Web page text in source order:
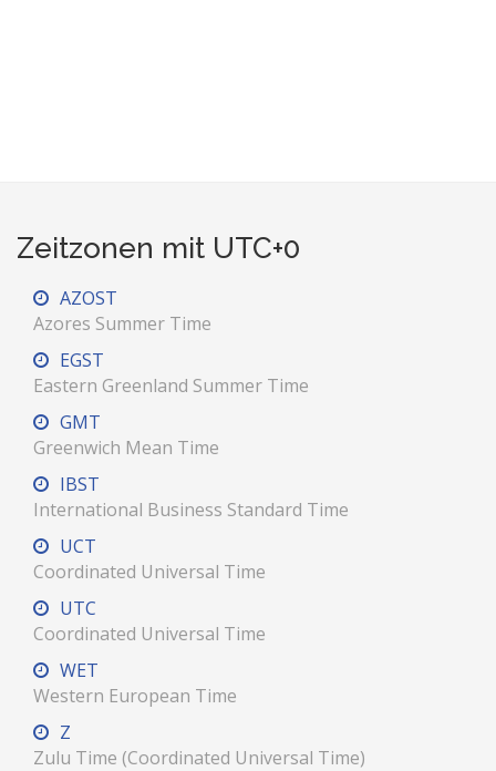
Zeitzonen mit UTC+0
AZOST
Azores Summer Time
EGST
Eastern Greenland Summer Time
GMT
Greenwich Mean Time
IBST
International Business Standard Time
UCT
Coordinated Universal Time
UTC
Coordinated Universal Time
WET
Western European Time
Z
Zulu Time (Coordinated Universal Time)